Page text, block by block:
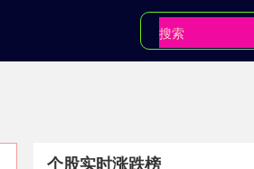
个股实时涨跌榜